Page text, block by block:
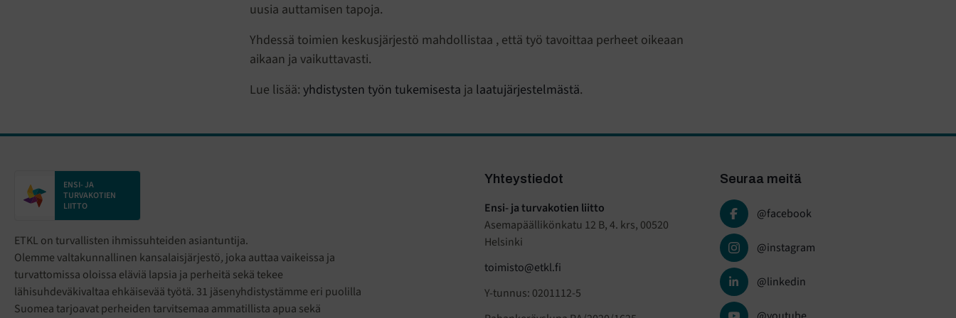
uusia auttamisen tapoja.
Yhdessä toimien keskusjärjestö mahdollistaa , että työ tavoittaa perheet oikeaan
aikaan ja vaikuttavasti.
Lue lisää: yhdistysten työn tukemisesta ja laatujärjestelmästä.
ENSI- JA
TURVAKOTIEN
LIITTO
ETKL on turvallisten ihmissuhteiden asiantuntija.
Olemme valtakunnallinen kansalaisjärjestö, joka auttaa vaikeissa ja
turvattomissa oloissa eläviä lapsia ja perheitä sekä tekee
lähisuhdeväkivaltaa ehkäisevää työtä. 31 jäsenyhdistystämme eri puolilla
Suomea tarjoavat perheiden tarvitsemaa ammatillista apua sekä
Yhteystiedot
Ensi- ja turvakotien liitto
Asemapäällikönkatu 12 B, 4. krs, 00520
Helsinki
toimisto@etkl.fi
Y-tunnus: 0201112-5
Seuraa meitä
@facebook
@instagram
@linkedin